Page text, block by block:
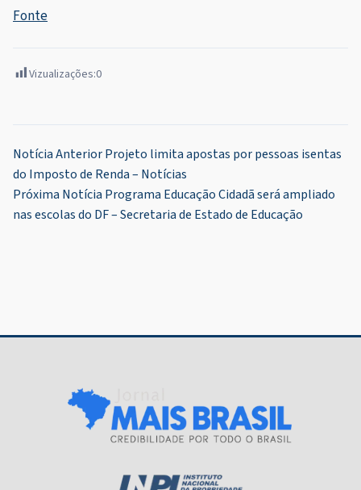
Fonte
Vizualizações:0
Navegação
de
Post
Notícia AnteriorProjeto limita apostas por pessoas isentas
do Imposto de Renda – Notícias
Próxima Notícia Programa Educação Cidadã será ampliado
nas escolas do DF – Secretaria de Estado de Educação